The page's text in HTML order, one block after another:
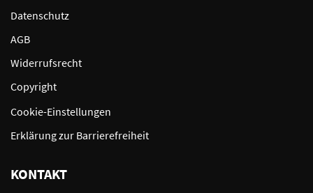
Datenschutz
AGB
Widerrufsrecht
Copyright
Cookie-Einstellungen
Erklärung zur Barrierefreiheit
KONTAKT